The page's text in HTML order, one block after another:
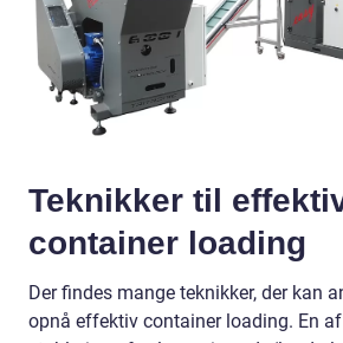
Teknikker til
container loading
Der findes mange teknikker, der kan
opnå effektiv container loading. En